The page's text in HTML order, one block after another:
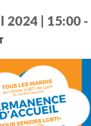
2024 | 15:00 -